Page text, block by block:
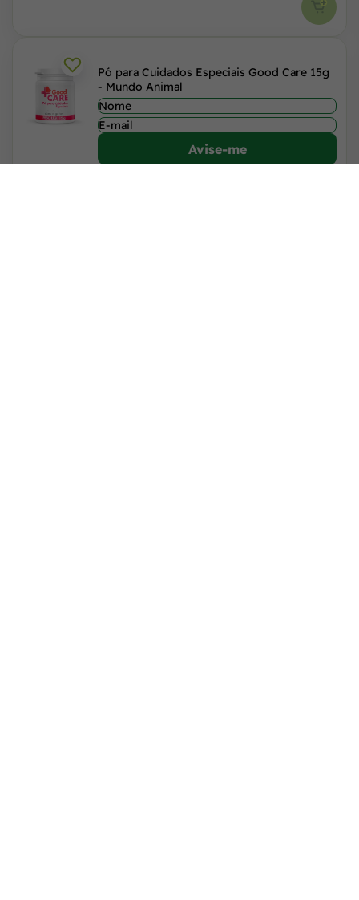
Pó para Cuidados Especiais Good Care 15g
- Mundo Animal
Avise-me